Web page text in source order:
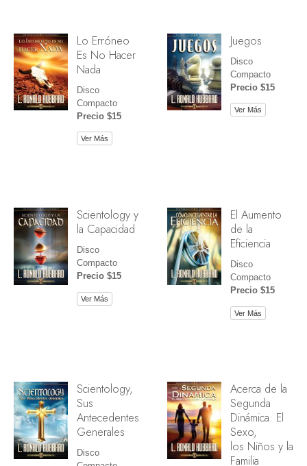
Lo Erróneo
Es No Hacer
Nada
Disco
Compacto
Precio $15
Ver Más
Juegos
Disco
Compacto
Precio $15
Ver Más
Scientology y
la Capacidad
Disco
Compacto
Precio $15
Ver Más
El Aumento
de la
Eficiencia
Disco
Compacto
Precio $15
Ver Más
Scientology,
Sus
Antecedentes
Generales
Disco
Acerca de la
Segunda
Dinámica: El
Sexo,
los Niños y la
Familia